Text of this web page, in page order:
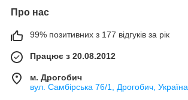
Про нас
99% позитивних з 177 відгуків за рік
Працює з 20.08.2012
м. Дрогобич
вул. Самбірська 76/1, Дрогобич, Україна